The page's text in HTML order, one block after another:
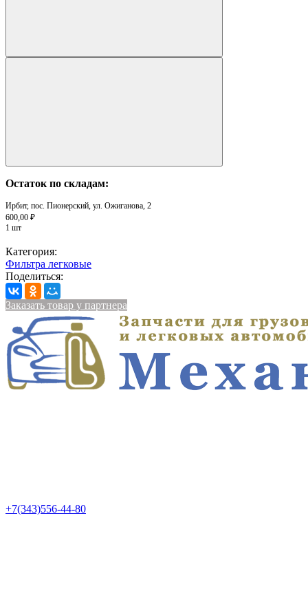
Остаток по складам:
Ирбит, пос. Пионерский, ул. Ожиганова, 2
600,00 ₽
1 шт
Категория:
Фильтра легковые
Поделиться:
Заказать товар у партнера
+7(343)556-44-80